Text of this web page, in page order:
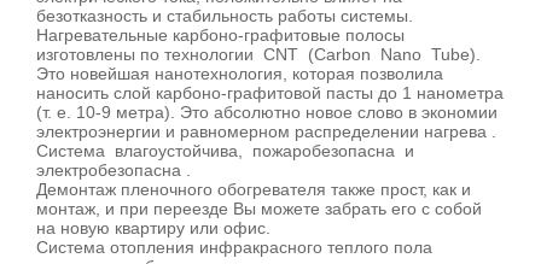
безотказность и стабильность работы системы.
Нагревательные карбоно-графитовые полосы
изготовлены по технологии CNT (Carbon Nano Tube).
Это новейшая нанотехнология, которая позволила
наносить слой карбоно-графитовой пасты до 1 нанометра
(т. е. 10-9 метра). Это абсолютно новое слово в экономии
электроэнергии и равномерном распределении нагрева .
Система влагоустойчива, пожаробезопасна и
электробезопасна .
Демонтаж пленочного обогревателя также прост, как и
монтаж, и при переезде Вы можете забрать его с собой
на новую квартиру или офис.
Система отопления инфракрасного теплого пола